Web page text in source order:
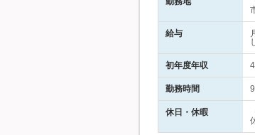
給与
初年度年収
勤務時間
休日・休暇